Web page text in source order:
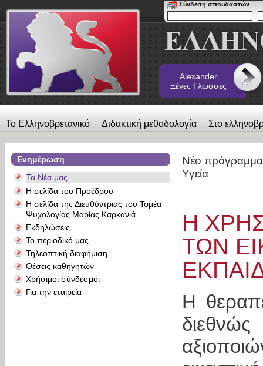
Σύνδεση σπουδαστών
Alexander
Ξένες Γλώσσες
Το Ελληνοβρετανικό Διδακτική μεθοδολογία Στο
λεύκωμα Επικοινωνία Alexander Ξένες Γλώσσες
Ενημέρωση
Τα Νέα μας
Η σελίδα του Προέδρου
Η σελίδα της Διευθύντριας του Τομέα
Ψυχολογίας Μαρίας Καρκανιά
Εκδηλώσεις
Το περιοδικό μας
Τηλεοπτική διαφήμιση
Θέσεις καθηγητών
Χρήσιμοι σύνδεσμοι
Για την εταιρεία
Νέο
Υγεία
Η
ΤΩΝ
Η